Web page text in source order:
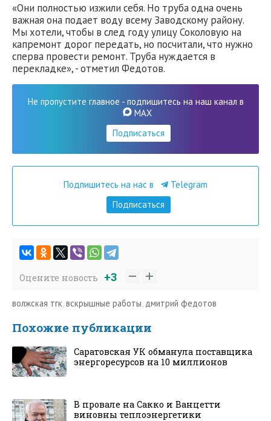
«Они полностью изжили себя. Но труба одна очень
важная она подает воду всему Заводскому району.
Мы хотели, чтобы в след году улицу Соколовую на
капремонт дорог передать, но посчитали, что нужно
сперва провести ремонт. Труба нуждается в
перекладке», - отметил Федотов.
Не пропустите главное - подпишитесь на наш канал в
MAX
Подписаться
Подпишитесь на нас в
Telegram
Подписаться
Оцените новость +3
волжская тгк вскрышные работы дмитрий федотов
Похожие публикации
Саратовская УК обманула поставщика
энергоресурсов на 10 миллионов
В провале на Сакко и Ванцетти
виновны теплоэнергетики